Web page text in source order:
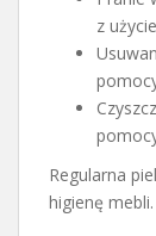
z
Regularna
higienę mebli.